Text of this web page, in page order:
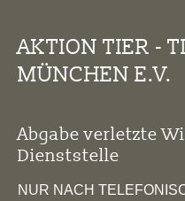
AKTION TIER -
MÜNCHEN E.V.
Abgabe verletzte
Dienststelle
NUR NACH